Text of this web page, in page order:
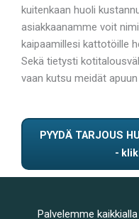
kuitenkaan huoli
asiakkaanamme voit
kaipaamillesi kattotöille
Sekä tietysti
vaan kutsu meidät
PYYDÄ TARJOUS
Palvelemme